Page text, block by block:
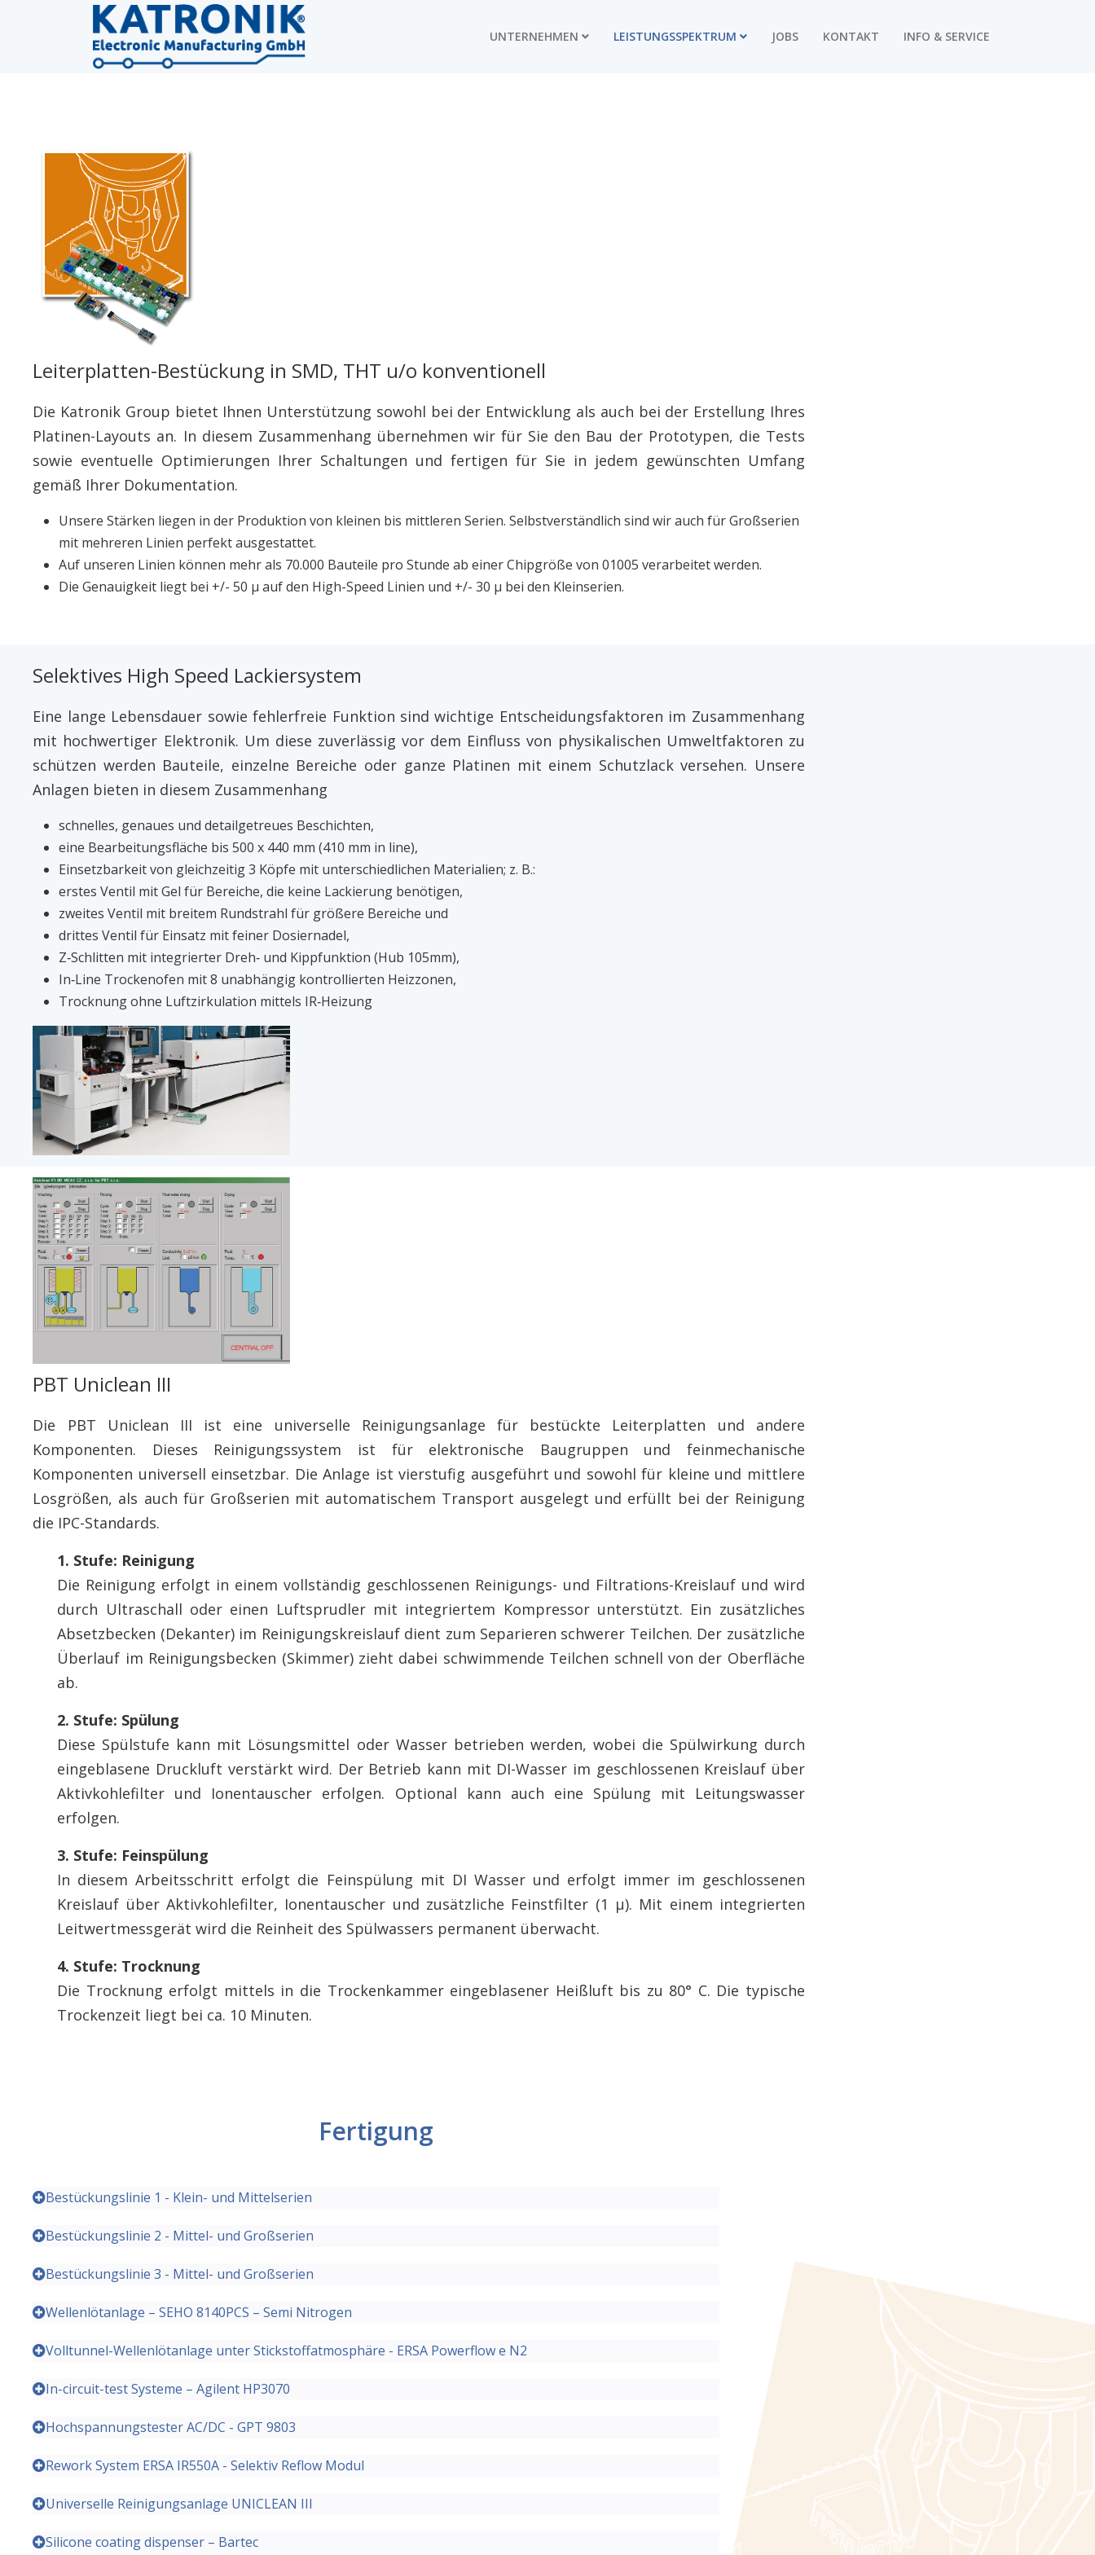
UNTERNEHMEN LEISTUNGSSPEKTRUM JOBS KONTAKT INFO & SERVICE
Leiterplatten-Bestückung in SMD, THT u/o konventionell
Die Katronik Group bietet Ihnen Unterstützung sowohl bei der Entwicklung als auch bei der Erstellung Ihres
Platinen-Layouts an. In diesem Zusammenhang übernehmen wir für Sie den Bau der Prototypen, die Tests
sowie eventuelle Optimierungen Ihrer Schaltungen und fertigen für Sie in jedem gewünschten Umfang
gemäß Ihrer Dokumentation.
Unsere Stärken liegen in der Produktion von kleinen bis mittleren Serien. Selbstverständlich sind wir auch für Großserien
mit mehreren Linien perfekt ausgestattet.
Auf unseren Linien können mehr als 70.000 Bauteile pro Stunde ab einer Chipgröße von 01005 verarbeitet werden.
Die Genauigkeit liegt bei +/- 50 μ auf den High-Speed Linien und +/- 30 μ bei den Kleinserien.
Selektives High Speed Lackiersystem
Eine lange Lebensdauer sowie fehlerfreie Funktion sind wichtige Entscheidungsfaktoren im Zusammenhang
mit hochwertiger Elektronik. Um diese zuverlässig vor dem Einfluss von physikalischen Umweltfaktoren zu
schützen werden Bauteile, einzelne Bereiche oder ganze Platinen mit einem Schutzlack versehen. Unsere
Anlagen bieten in diesem Zusammenhang
schnelles, genaues und detailgetreues Beschichten,
eine Bearbeitungsfläche bis 500 x 440 mm (410 mm in line),
Einsetzbarkeit von gleichzeitig 3 Köpfe mit unterschiedlichen Materialien; z. B.:
erstes Ventil mit Gel für Bereiche, die keine Lackierung benötigen,
zweites Ventil mit breitem Rundstrahl für größere Bereiche und
drittes Ventil für Einsatz mit feiner Dosiernadel,
Z‐Schlitten mit integrierter Dreh‐ und Kippfunktion (Hub 105mm),
In‐Line Trockenofen mit 8 unabhängig kontrollierten Heizzonen,
Trocknung ohne Luftzirkulation mittels IR‐Heizung
PBT Uniclean III
Die PBT Uniclean III ist eine universelle Reinigungsanlage für bestückte Leiterplatten und andere
Komponenten. Dieses Reinigungssystem ist für elektronische Baugruppen und feinmechanische
Komponenten universell einsetzbar. Die Anlage ist vierstufig ausgeführt und sowohl für kleine und mittlere
Losgrößen, als auch für Großserien mit automatischem Transport ausgelegt und erfüllt bei der Reinigung
die IPC-Standards.
1. Stufe: Reinigung
Die Reinigung erfolgt in einem vollständig geschlossenen Reinigungs- und Filtrations-Kreislauf und wird
durch Ultraschall oder einen Luftsprudler mit integriertem Kompressor unterstützt. Ein zusätzliches
Absetzbecken (Dekanter) im Reinigungskreislauf dient zum Separieren schwerer Teilchen. Der zusätzliche
Überlauf im Reinigungsbecken (Skimmer) zieht dabei schwimmende Teilchen schnell von der Oberfläche
ab.
2. Stufe: Spülung
Diese Spülstufe kann mit Lösungsmittel oder Wasser betrieben werden, wobei die Spülwirkung durch
eingeblasene Druckluft verstärkt wird. Der Betrieb kann mit DI-Wasser im geschlossenen Kreislauf über
Aktivkohlefilter und Ionentauscher erfolgen. Optional kann auch eine Spülung mit Leitungswasser
erfolgen.
3. Stufe: Feinspülung
In diesem Arbeitsschritt erfolgt die Feinspülung mit DI Wasser und erfolgt immer im geschlossenen
Kreislauf über Aktivkohlefilter, Ionentauscher und zusätzliche Feinstfilter (1 μ). Mit einem integrierten
Leitwertmessgerät wird die Reinheit des Spülwassers permanent überwacht.
4. Stufe: Trocknung
Die Trocknung erfolgt mittels in die Trockenkammer eingeblasener Heißluft bis zu 80° C. Die typische
Trockenzeit liegt bei ca. 10 Minuten.
Fertigung
Bestückungslinie 1 - Klein- und Mittelserien
Bestückungslinie 2 - Mittel- und Großserien
Bestückungslinie 3 - Mittel- und Großserien
Wellenlötanlage – SEHO 8140PCS – Semi Nitrogen
Volltunnel-Wellenlötanlage unter Stickstoffatmosphäre - ERSA Powerflow e N2
In-circuit-test Systeme – Agilent HP3070
Hochspannungstester AC/DC - GPT 9803
Rework System ERSA IR550A - Selektiv Reflow Modul
Universelle Reinigungsanlage UNICLEAN III
Silicone coating dispenser – Bartec